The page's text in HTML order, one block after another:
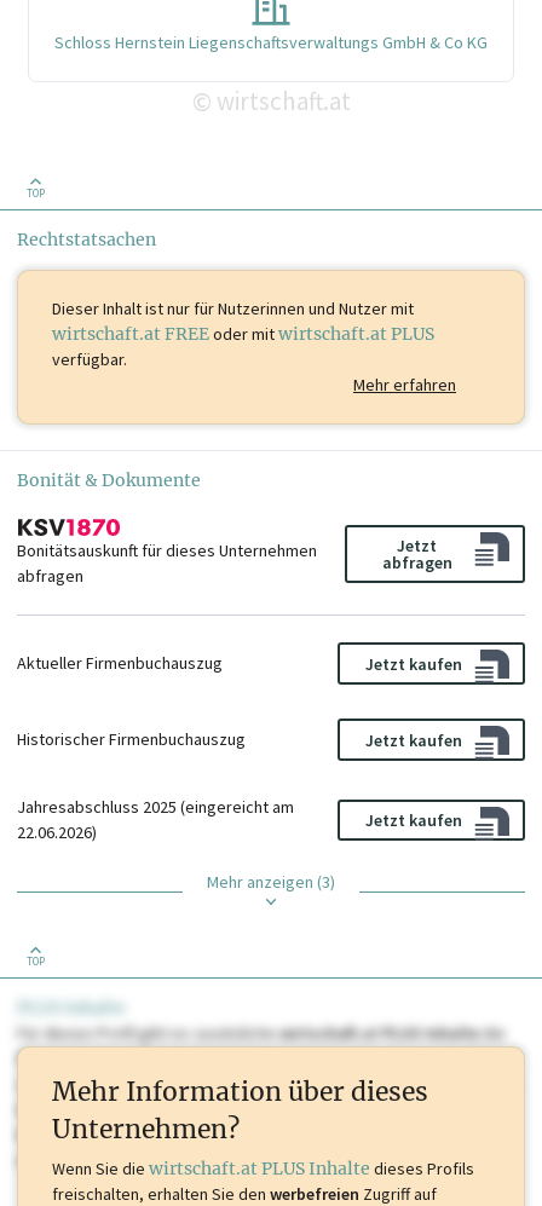
Schloss Hernstein Liegenschaftsverwaltungs GmbH & Co KG
© wirtschaft.at
TOP
Rechtstatsachen
Dieser Inhalt istnur für Nutzerinnen und Nutzer mit
wirtschaft.at FREEoder mitwirtschaft.at PLUS
verfügbar.
Mehr erfahren
Bonität & Dokumente
Bonitätsauskunft für dieses Unternehmen
abfragen
Jetzt
abfragen
Aktueller Firmenbuchauszug Jetzt kaufen
Historischer Firmenbuchauszug Jetzt kaufen
Jahresabschluss 2025 (eingereicht am
22.06.2026)
Jetzt kaufen
Mehr anzeigen (3)
TOP
PLUS Inhalte
Für dieses Profil gibt es zusätzlichewirtschaft.at PLUS Inhaltedie
Sie momentan nicht einsehen können. Schalten Sie dieses Profil frei
oder loggen Sie sich ein um diese Inhalte zu sehen. wirtschaft.at PLUS
Marken, Patente, Rechtstatsachen, OTS-Aussendungen, und viele
mehr.
Mehr Information über dieses
Unternehmen?
Wenn Sie die wirtschaft.at PLUS Inhalte dieses Profils
freischalten, erhalten Sie den werbefreien Zugriff auf